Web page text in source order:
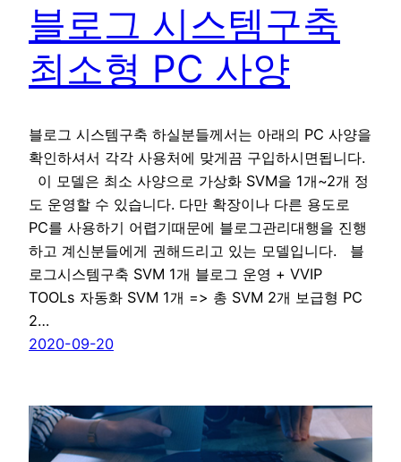
블로그 시스템구축
최소형 PC 사양
블로그 시스템구축 하실분들께서는 아래의 PC 사양을
확인하셔서 각각 사용처에 맞게끔 구입하시면됩니다.
이 모델은 최소 사양으로 가상화 SVM을 1개~2개 정
도 운영할 수 있습니다. 다만 확장이나 다른 용도로
PC를 사용하기 어렵기때문에 블로그관리대행을 진행
하고 계신분들에게 권해드리고 있는 모델입니다. 블
로그시스템구축 SVM 1개 블로그 운영 + VVIP
TOOLs 자동화 SVM 1개 => 총 SVM 2개 보급형 PC
2…
2020-09-20